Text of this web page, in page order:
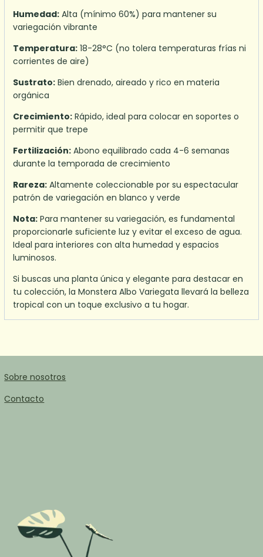
Humedad: Alta (mínimo 60%) para mantener su
variegación vibrante
Temperatura: 18-28°C (no tolera temperaturas frías ni
corrientes de aire)
Sustrato: Bien drenado, aireado y rico en materia
orgánica
Crecimiento: Rápido, ideal para colocar en soportes o
permitir que trepe
Fertilización: Abono equilibrado cada 4-6 semanas
durante la temporada de crecimiento
Rareza: Altamente coleccionable por su espectacular
patrón de variegación en blanco y verde
Nota: Para mantener su variegación, es fundamental
proporcionarle suficiente luz y evitar el exceso de agua.
Ideal para interiores con alta humedad y espacios
luminosos.
Si buscas una planta única y elegante para destacar en
tu colección, la Monstera Albo Variegata llevará la belleza
tropical con un toque exclusivo a tu hogar.
Sobre nosotros
Contacto